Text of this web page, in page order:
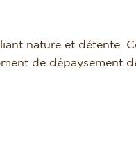
nature et détente.
de dépaysement